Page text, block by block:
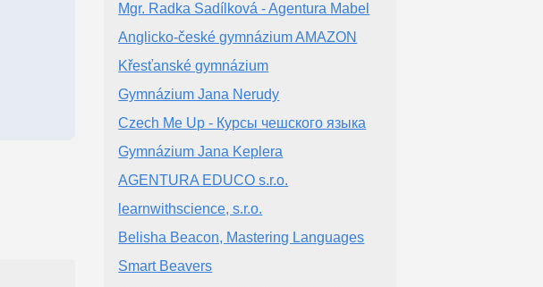
Mgr. Radka Sadílková - Agentura Mabel
Anglicko-české gymnázium AMAZON
Křesťanské gymnázium
Gymnázium Jana Nerudy
Czech Me Up - Курсы чешского языка
Gymnázium Jana Keplera
AGENTURA EDUCO s.r.o.
learnwithscience, s.r.o.
Belisha Beacon, Mastering Languages
Smart Beavers